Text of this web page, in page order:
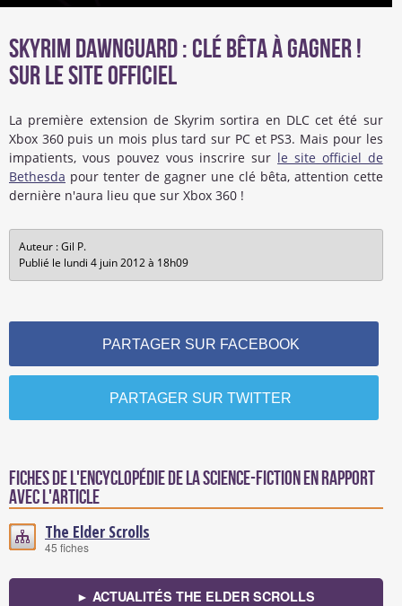
Skyrim Dawnguard : clé bêta à gagner !
Sur le site officiel
La première extension de Skyrim sortira en DLC cet été sur
Xbox 360 puis un mois plus tard sur PC et PS3. Mais pour les
impatients, vous pouvez vous inscrire sur le site officiel de
Bethesda pour tenter de gagner une clé bêta, attention cette
dernière n'aura lieu que sur Xbox 360 !
Auteur : Gil P.
Publié le lundi 4 juin 2012 à 18h09
PARTAGER SUR FACEBOOK
PARTAGER SUR TWITTER
Fiches de l'encyclopédie de la science-fiction en rapport
avec l'article
The Elder Scrolls
45 fiches
► ACTUALITÉS THE ELDER SCROLLS